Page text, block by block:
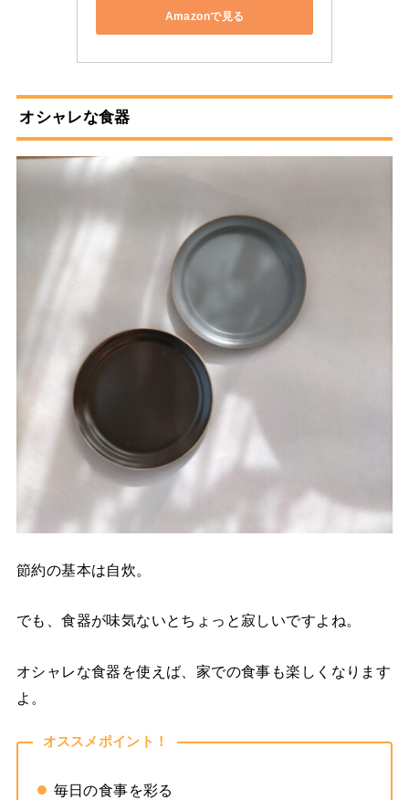
Amazonで見る
オシャレな食器
節約の基本は自炊。
でも、食器が味気ないとちょっと寂しいですよね。
オシャレな食器を使えば、家での食事も楽しくなります
よ。
オススメポイント！
毎日の食事を彩る